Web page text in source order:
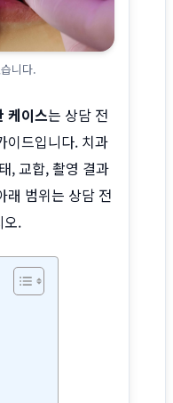
니다.
케이스는 상담 전
이드입니다. 치과
, 교합, 촬영 결과
래 범위는 상담 전
오.